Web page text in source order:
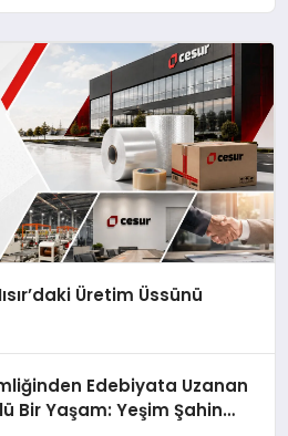
Üretim Üssünü
Edebiyata Uzanan
Bir Yaşam: Yeşim Şahin